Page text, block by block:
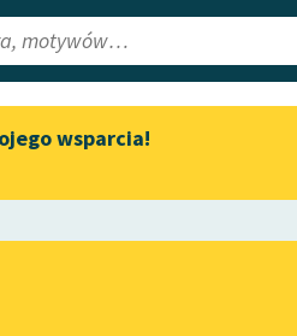
Aktualności
„Prokurator Alicja Horn” do
wsparcia!